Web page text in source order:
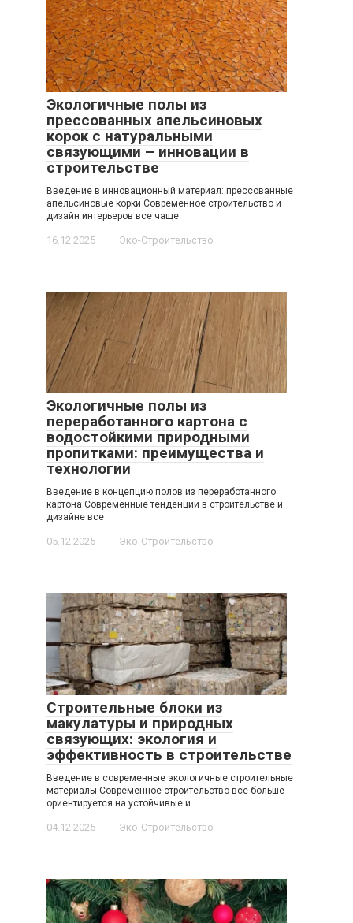
Экологичные полы из
прессованных апельсиновых
корок с натуральными
связующими – инновации в
строительстве
Введение в инновационный материал: прессованные
апельсиновые корки Современное строительство и
дизайн интерьеров все чаще
16.12.2025 Эко-Строительство
Экологичные полы из
переработанного картона с
водостойкими природными
пропитками: преимущества и
технологии
Введение в концепцию полов из переработанного
картона Современные тенденции в строительстве и
дизайне все
05.12.2025 Эко-Строительство
Строительные блоки из
макулатуры и природных
связующих: экология и
эффективность в строительстве
Введение в современные экологичные строительные
материалы Современное строительство всё больше
ориентируется на устойчивые и
04.12.2025 Эко-Строительство